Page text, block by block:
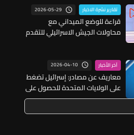
تقارير نشرة الاخبار 2026-05-29
قراءة للوضع الميداني مع
محاولات الجيش الاسرائيلي للتقدم
آخر الأخبار 2026-04-10
معاريف عن مصادر: إسرائيل تضغط
على الولايات المتحدة للحصول على
مهلة محدودة لشن هجمات